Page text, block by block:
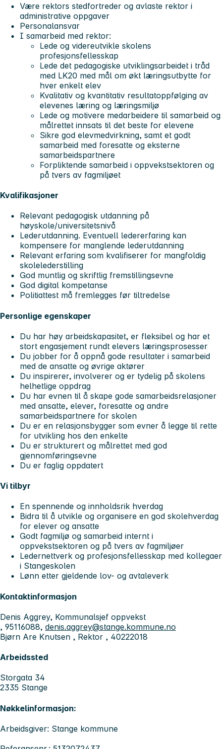
Være rektors stedfortreder og avlaste rektor i
administrative oppgaver
Personalansvar
I samarbeid med rektor:
Lede og videreutvikle skolens
profesjonsfellesskap
Lede det pedagogiske utviklingsarbeidet i tråd
med LK20 med mål om økt læringsutbytte for
hver enkelt elev
Kvalitativ og kvantitativ resultatoppfølging av
elevenes læring og læringsmiljø
Lede og motivere medarbeidere til samarbeid og
målrettet innsats til det beste for elevene
Sikre god elevmedvirkning, samt et godt
samarbeid med foresatte og eksterne
samarbeidspartnere
Forpliktende samarbeid i oppvekstsektoren og
på tvers av fagmiljøet
Kvalifikasjoner
Relevant pedagogisk utdanning på
høyskole/universitetsnivå
Lederutdanning. Eventuell ledererfaring kan
kompensere for manglende lederutdanning
Relevant erfaring som kvalifiserer for mangfoldig
skolelederstilling
God muntlig og skriftlig fremstillingsevne
God digital kompetanse
Politiattest må fremlegges før tiltredelse
Personlige egenskaper
Du har høy arbeidskapasitet, er fleksibel og har et
stort engasjement rundt elevers læringsprosesser
Du jobber for å oppnå gode resultater i samarbeid
med de ansatte og øvrige aktører
Du inspirerer, involverer og er tydelig på skolens
helhetlige oppdrag
Du har evnen til å skape gode samarbeidsrelasjoner
med ansatte, elever, foresatte og andre
samarbeidspartnere for skolen
Du er en relasjonsbygger som evner å legge til rette
for utvikling hos den enkelte
Du er strukturert og målrettet med god
gjennomføringsevne
Du er faglig oppdatert
Vi tilbyr
En spennende og innholdsrik hverdag
Bidra til å utvikle og organisere en god skolehverdag
for elever og ansatte
Godt fagmiljø og samarbeid internt i
oppvekstsektoren og på tvers av fagmiljøer
Ledernettverk og profesjonsfellesskap med kollegaer
i Stangeskolen
Lønn etter gjeldende lov- og avtaleverk
Kontaktinformasjon
Denis Aggrey, Kommunalsjef oppvekst
, 95116088, denis.aggrey@stange.kommune.no
Bjørn Are Knutsen , Rektor , 40222018
Arbeidssted
Storgata 34
2335 Stange
Nøkkelinformasjon:
Arbeidsgiver: Stange kommune